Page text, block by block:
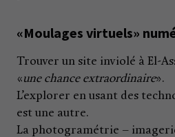
«Moulages virtuels»
Trouver un site inviolé à El-
«une chance extraordinaire».
L’explorer en usant des
est une autre.
La photogramétrie –